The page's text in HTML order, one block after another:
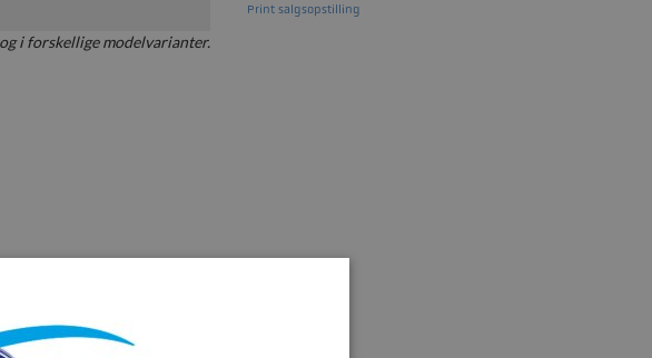
i forskellige modelvarianter.
Print salgsopstilling